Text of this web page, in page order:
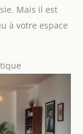
Mais il est
à votre espace